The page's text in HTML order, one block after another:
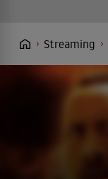
Streaming